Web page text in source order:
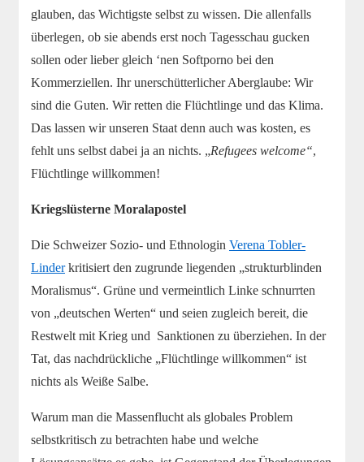
glauben, das Wichtigste selbst zu wissen. Die allenfalls
überlegen, ob sie abends erst noch Tagesschau gucken
sollen oder lieber gleich ‘nen Softporno bei den
Kommerziellen. Ihr unerschütterlicher Aberglaube: Wir
sind die Guten. Wir retten die Flüchtlinge und das Klima.
Das lassen wir unseren Staat denn auch was kosten, es
fehlt uns selbst dabei ja an nichts. „Refugees welcome“,
Flüchtlinge willkommen!
Kriegslüsterne Moralapostel
Die Schweizer Sozio- und Ethnologin Verena Tobler-
Linderkritisiert den zugrunde liegenden „strukturblinden
Moralismus“. Grüne und vermeintlich Linke schnurrten
von „deutschen Werten“ und seien zugleich bereit, die
Restwelt mit Krieg und Sanktionen zu überziehen. In der
Tat, das nachdrückliche „Flüchtlinge willkommen“ ist
nichts als Weiße Salbe.
Warum man die Massenflucht als globales Problem
selbstkritisch zu betrachten habe und welche